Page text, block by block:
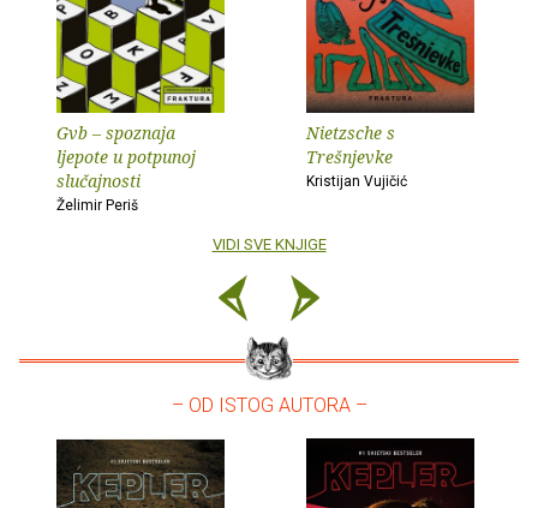
Gvb – spoznaja
ljepote u potpunoj
slučajnosti
Želimir Periš
Nietzsche s
Trešnjevke
Kristijan Vujičić
VIDI SVE KNJIGE
– OD ISTOG AUTORA –